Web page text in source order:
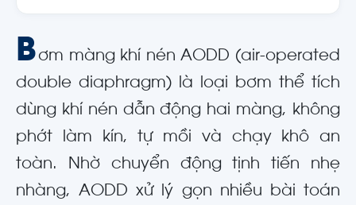
Bơm màng khí nén AODD (air-operated
double diaphragm) là loại bơm thể tích
dùng khí nén dẫn động hai màng, không
phớt làm kín, tự mồi và chạy khô an
toàn. Nhờ chuyển động tịnh tiến nhẹ
nhàng, AODD xử lý gọn nhiều bài toán